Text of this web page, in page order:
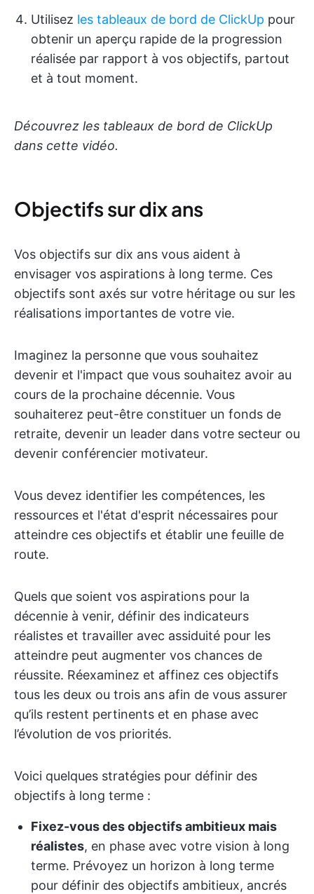
Utilisez les tableaux de bord de ClickUp pour
obtenir un aperçu rapide de la progression
réalisée par rapport à vos objectifs, partout
et à tout moment.
Découvrez les tableaux de bord de ClickUp
dans cette vidéo.
Objectifs sur dix ans
Vos objectifs sur dix ans vous aident à
envisager vos aspirations à long terme. Ces
objectifs sont axés sur votre héritage ou sur les
réalisations importantes de votre vie.
Imaginez la personne que vous souhaitez
devenir et l'impact que vous souhaitez avoir au
cours de la prochaine décennie. Vous
souhaiterez peut-être constituer un fonds de
retraite, devenir un leader dans votre secteur ou
devenir conférencier motivateur.
Vous devez identifier les compétences, les
ressources et l'état d'esprit nécessaires pour
atteindre ces objectifs et établir une feuille de
route.
Quels que soient vos aspirations pour la
décennie à venir, définir des indicateurs
réalistes et travailler avec assiduité pour les
atteindre peut augmenter vos chances de
réussite. Réexaminez et affinez ces objectifs
tous les deux ou trois ans afin de vous assurer
qu’ils restent pertinents et en phase avec
l’évolution de vos priorités.
Voici quelques stratégies pour définir des
objectifs à long terme :
Fixez-vous des objectifs ambitieux mais
réalistes, en phase avec votre vision à long
terme. Prévoyez un horizon à long terme
pour définir des objectifs ambitieux, ancrés